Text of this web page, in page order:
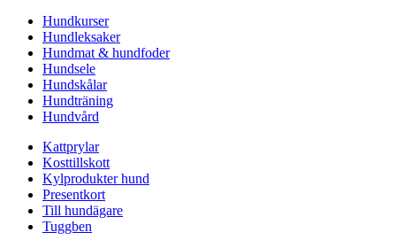
Hundkurser
Hundleksaker
Hundmat & hundfoder
Hundsele
Hundskålar
Hundträning
Hundvård
Kattprylar
Kosttillskott
Kylprodukter hund
Presentkort
Till hundägare
Tuggben